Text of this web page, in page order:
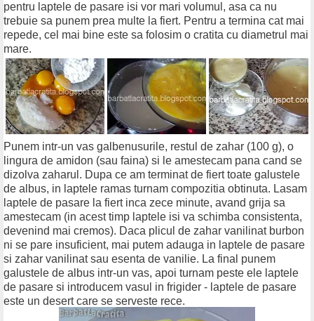
pentru laptele de pasare isi vor mari volumul, asa ca nu
trebuie sa punem prea multe la fiert. Pentru a termina cat mai
repede, cel mai bine este sa folosim o cratita cu diametrul mai
mare.
Punem intr-un vas galbenusurile, restul de zahar (100 g), o
lingura de amidon (sau faina) si le amestecam pana cand se
dizolva zaharul. Dupa ce am terminat de fiert toate galustele
de albus, in laptele ramas turnam compozitia obtinuta. Lasam
laptele de pasare la fiert inca zece minute, avand grija sa
amestecam (in acest timp laptele isi va schimba consistenta,
devenind mai cremos). Daca plicul de zahar vanilinat burbon
ni se pare insuficient, mai putem adauga in laptele de pasare
si zahar vanilinat sau esenta de vanilie. La final punem
galustele de albus intr-un vas, apoi turnam peste ele laptele
de pasare si introducem vasul in frigider - laptele de pasare
este un desert care se serveste rece.